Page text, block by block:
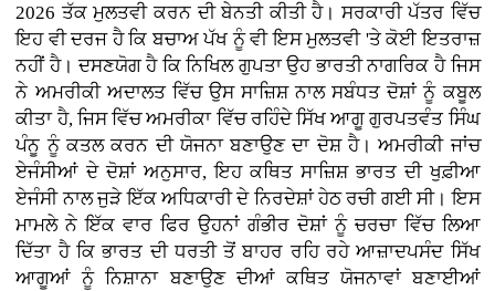
2026 ਤੱਕ ਮੁਲਤਵੀ ਕਰਨ ਦੀ ਬੇਨਤੀ ਕੀਤੀ ਹੈ। ਸਰਕਾਰੀ ਪੱਤਰ ਵਿੱਚ
ਇਹ ਵੀ ਦਰਜ ਹੈ ਕਿ ਬਚਾਅ ਪੱਖ ਨੂੰ ਵੀ ਇਸ ਮੁਲਤਵੀ 'ਤੇ ਕੋਈ ਇਤਰਾਜ਼
ਨਹੀਂ ਹੈ। ਦਸਣਯੋਗ ਹੈ ਕਿ ਨਿਖਿਲ ਗੁਪਤਾ ਉਹ ਭਾਰਤੀ ਨਾਗਰਿਕ ਹੈ ਜਿਸ
ਨੇ ਅਮਰੀਕੀ ਅਦਾਲਤ ਵਿੱਚ ਉਸ ਸਾਜ਼ਿਸ਼ ਨਾਲ ਸਬੰਧਤ ਦੋਸ਼ਾਂ ਨੂੰ ਕਬੂਲ
ਕੀਤਾ ਹੈ, ਜਿਸ ਵਿੱਚ ਅਮਰੀਕਾ ਵਿੱਚ ਰਹਿੰਦੇ ਸਿੱਖ ਆਗੂ ਗੁਰਪਤਵੰਤ ਸਿੰਘ
ਪੰਨੂ ਨੂੰ ਕਤਲ ਕਰਨ ਦੀ ਯੋਜਨਾ ਬਣਾਉਣ ਦਾ ਦੋਸ਼ ਹੈ। ਅਮਰੀਕੀ ਜਾਂਚ
ਏਜੰਸੀਆਂ ਦੇ ਦੋਸ਼ਾਂ ਅਨੁਸਾਰ, ਇਹ ਕਥਿਤ ਸਾਜ਼ਿਸ਼ ਭਾਰਤ ਦੀ ਖੁਫ਼ੀਆ
ਏਜੰਸੀ ਨਾਲ ਜੁੜੇ ਇੱਕ ਅਧਿਕਾਰੀ ਦੇ ਨਿਰਦੇਸ਼ਾਂ ਹੇਠ ਰਚੀ ਗਈ ਸੀ। ਇਸ
ਮਾਮਲੇ ਨੇ ਇੱਕ ਵਾਰ ਫਿਰ ਉਹਨਾਂ ਗੰਭੀਰ ਦੋਸ਼ਾਂ ਨੂੰ ਚਰਚਾ ਵਿੱਚ ਲਿਆ
ਦਿੱਤਾ ਹੈ ਕਿ ਭਾਰਤ ਦੀ ਧਰਤੀ ਤੋਂ ਬਾਹਰ ਰਹਿ ਰਹੇ ਆਜ਼ਾਦਪਸੰਦ ਸਿੱਖ
ਆਗੂਆਂ ਨੂੰ ਨਿਸ਼ਾਨਾ ਬਣਾਉਣ ਦੀਆਂ ਕਥਿਤ ਯੋਜਨਾਵਾਂ ਬਣਾਈਆਂ